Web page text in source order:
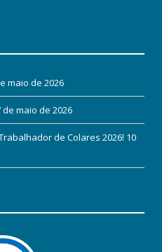
maio de 2026
de maio de 2026
de Colares 2026! 10